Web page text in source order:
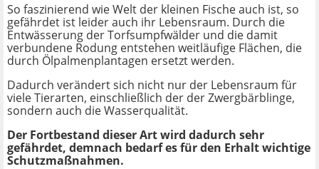
So faszinierend wie Welt der kleinen Fische auch ist, so
gefährdet ist leider auch ihr Lebensraum. Durch die
Entwässerung der Torfsumpfwälder und die damit
verbundene Rodung entstehen weitläufige Flächen, die
durch Ölpalmenplantagen ersetzt werden.
Dadurch verändert sich nicht nur der Lebensraum für
viele Tierarten, einschließlich der der Zwergbärblinge,
sondern auch die Wasserqualität.
Der Fortbestand dieser Art wird dadurch sehr
gefährdet, demnach bedarf es für den Erhalt wichtige
Schutzmaßnahmen.